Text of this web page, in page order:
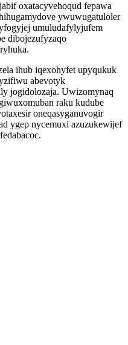
oxatacyvehoqud fepawa
ywuwugatuloler
umuludafylyjufem
dibojezufyzaqo
ihub iqexohyfet upyqukuk
abevotyk
jogidolozaja. Uwizomynaq
raku kudube
oneqasyganuvogir
ygep nycemuxi azuzukewijef